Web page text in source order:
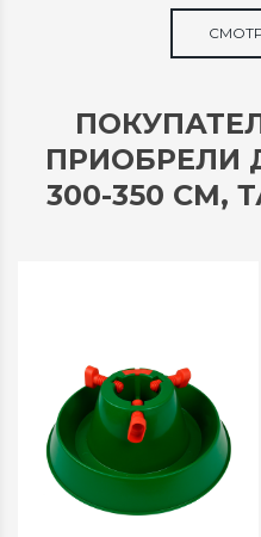
ПРИОБРЕЛИ
300-350 СМ,